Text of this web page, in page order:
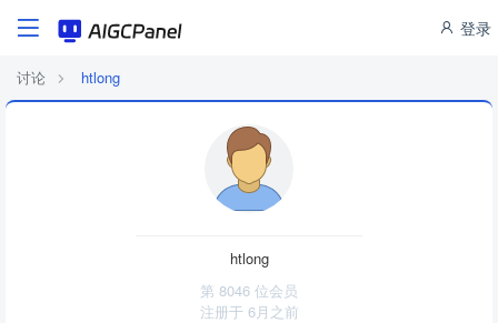
登录
讨论 htlong
htlong
第 8046 位会员
注册于 6月之前